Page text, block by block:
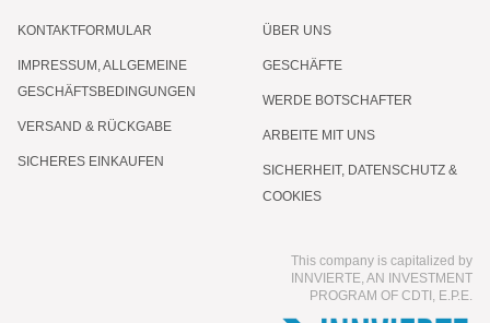
KONTAKTFORMULAR
IMPRESSUM, ALLGEMEINE
GESCHÄFTSBEDINGUNGEN
VERSAND & RÜCKGABE
SICHERES EINKAUFEN
ÜBER UNS
GESCHÄFTE
WERDE BOTSCHAFTER
ARBEITE MIT UNS
SICHERHEIT, DATENSCHUTZ &
COOKIES
This company is capitalized by
INNVIERTE, AN INVESTMENT
PROGRAM OF CDTI, E.P.E.